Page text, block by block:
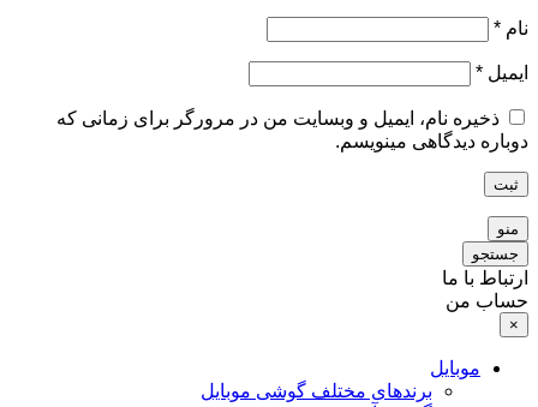
نام *
ایمیل *
ذخیره نام، ایمیل و وبسایت من در مرورگر برای زمانی که
دوباره دیدگاهی مینویسم.
ثبت
منو
جستجو
ارتباط با ما
حساب من
×
موبایل
برندهای مختلف گوشی موبایل